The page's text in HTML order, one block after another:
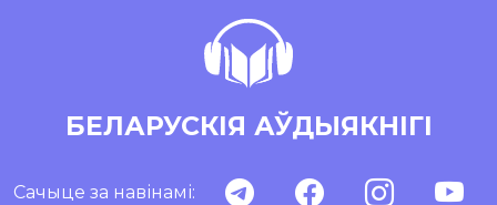
БЕЛАРУСКІЯ АЎДЫЯКНІГІ
Сачыце за навінамі: